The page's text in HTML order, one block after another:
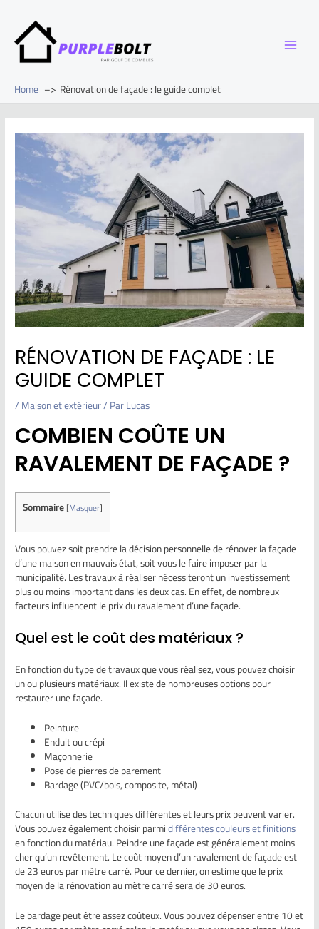
Home Rénovation de façade : le guide complet
RÉNOVATION DE FAÇADE : LE
GUIDE COMPLET
/Maison et extérieur/ ParLucas
COMBIEN COÛTE UN
RAVALEMENT DE FAÇADE ?
Sommaire[Masquer]
Vous pouvez soit prendre la décision personnelle de rénover la façade
d’une maison en mauvais état, soit vous le faire imposer par la
municipalité. Les travaux à réaliser nécessiteront un investissement
plus ou moins important dans les deux cas. En effet, de nombreux
facteurs influencent le prix du ravalement d’une façade.
Quel est le coût des matériaux ?
En fonction du type de travaux que vous réalisez, vous pouvez choisir
un ou plusieurs matériaux. Il existe de nombreuses options pour
restaurer une façade.
Peinture
Enduit ou crépi
Maçonnerie
Pose de pierres de parement
Bardage (PVC/bois, composite, métal)
Chacun utilise des techniques différentes et leurs prix peuvent varier.
Vous pouvez également choisir parmidifférentes couleurs et finitions
en fonction du matériau. Peindre une façade est généralement moins
cher qu’un revêtement. Le coût moyen d’un ravalement de façade est
de 23 euros par mètre carré. Pour ce dernier, on estime que le prix
moyen de la rénovation au mètre carré sera de 30 euros.
Le bardage peut être assez coûteux. Vous pouvez dépenser entre 10 et